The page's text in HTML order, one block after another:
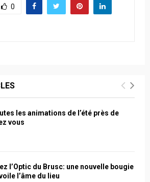
0
les animations de l’été près de
vous
l’Optic du Brusc: une nouvelle bougie
l’âme du lieu